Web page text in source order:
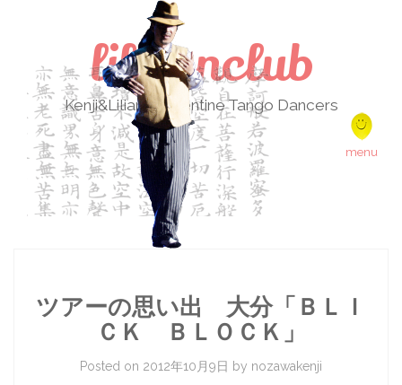
lilikenclub
Kenji&Liliana Argentine Tango Dancers
Skip to content
ツアーの思い出 大分「ＢＬＩ
ＣＫ ＢＬＯＣＫ」
Posted on 2012年10月9日 by nozawakenji
menu